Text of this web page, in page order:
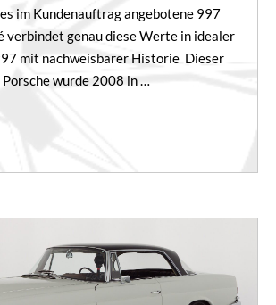
im Kundenauftrag angebotene 997
verbindet genau diese Werte in idealer
mit nachweisbarer Historie Dieser
Porsche wurde 2008 in …